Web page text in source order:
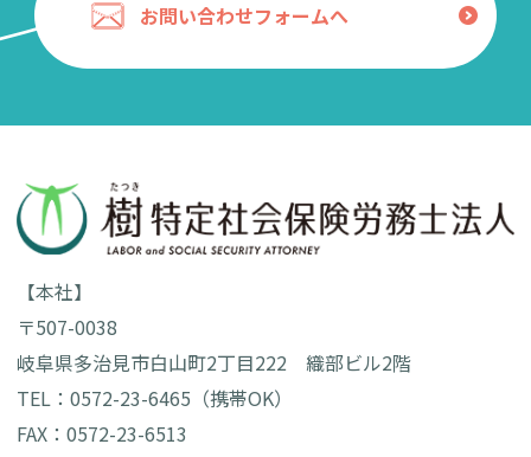
お問い合わせフォームへ
【本社】
〒507-0038
岐阜県多治見市白山町2丁目222 織部ビル2階
TEL：0572-23-6465（携帯OK）
FAX：0572-23-6513